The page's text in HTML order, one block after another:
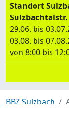
Standort
Sulzbachtalstr.
29.06. bis
03.08. bis
von 8:00 bis
BBZ Sulzbach